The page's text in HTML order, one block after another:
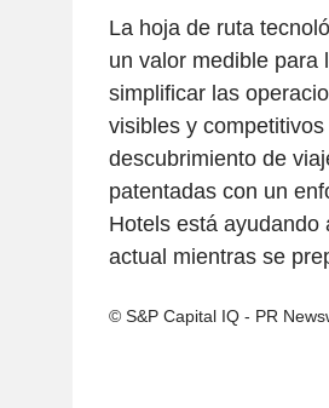
La hoja de ruta
un valor medible para
simplificar las
visibles y
descubrimiento de
patentadas con un
Hotels está ayudando
actual mientras se
© S&P Capital IQ - PR